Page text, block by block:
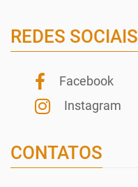
REDES SOCIAIS
Facebook
Instagram
CONTATOS